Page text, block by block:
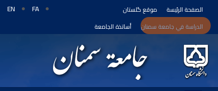
الصفحة الرئيسة
موقع گلستان
الدراسة في جامعة سمنان
أساتذة الجامعة
EN FA